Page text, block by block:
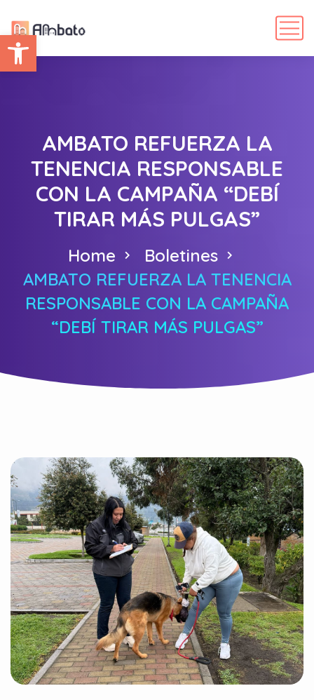
Abrir barra de herramientas
AMBATO REFUERZA LA
TENENCIA RESPONSABLE
CON LA CAMPAÑA “DEBÍ
TIRAR MÁS PULGAS”
Home
Boletines
AMBATO REFUERZA LA TENENCIA
RESPONSABLE CON LA CAMPAÑA
“DEBÍ TIRAR MÁS PULGAS”